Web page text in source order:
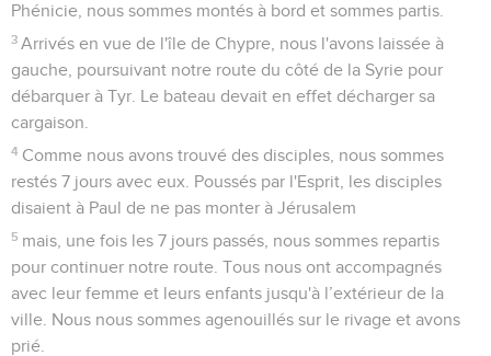
Phénicie, nous sommes montés à bord et sommes partis.
3 Arrivés en vue de l'île de Chypre, nous l'avons laissée à
gauche, poursuivant notre route du côté de la Syrie pour
débarquer à Tyr. Le bateau devait en effet décharger sa
cargaison.
4 Comme nous avons trouvé des disciples, nous sommes
restés 7 jours avec eux. Poussés par l'Esprit, les disciples
disaient à Paul de ne pas monter à Jérusalem
5 mais, une fois les 7 jours passés, nous sommes repartis
pour continuer notre route. Tous nous ont accompagnés
avec leur femme et leurs enfants jusqu'à l’extérieur de la
ville. Nous nous sommes agenouillés sur le rivage et avons
prié.